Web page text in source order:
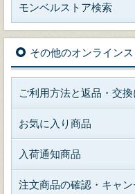
モンベルストア検索
その他のオンライン
ご利用方法と返品・交
お気に入り商品
入荷通知商品
注文商品の確認・キャ